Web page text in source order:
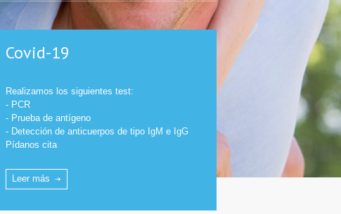
Covid-19
Realizamos los siguientes test:
- PCR
- Prueba de antígeno
- Detección de anticuerpos de tipo IgM e IgG
Pídanos cita
Leer más